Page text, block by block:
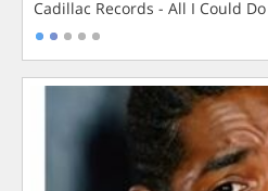
Cadillac Records - All I Could